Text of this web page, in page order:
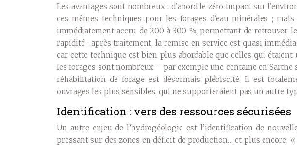
Les avantages sont nombreux : d’abord le zéro impact sur
ces mêmes techniques pour les forages d’eau minérales ;
immédiatement accru de 200 à 300 %, permettant de retrouver
rapidité : après traitement, la remise en service est quasi
car cette technique est bien plus abordable que celles qui
les forages sont nombreux – par exemple une centaine en Sarthe
réhabilitation de forage est désormais plébiscité. Il est
ouvrages les plus sensibles, qui ne supporteraient pas un autre
Identification : vers des ressources sécurisées
Un autre enjeu de l’hydrogéologie est l’identification de
pressant sur des zones en déficit de production… et plus encore.